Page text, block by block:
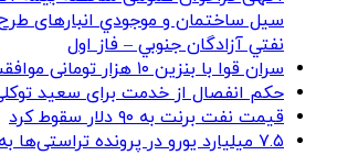
سیل ساختمان و موجودي انبارهای
نفتي آزادگان جنوبي – فاز اول
سران قوا با بنزین ۱۰ هزار تومانی موافقت کردند
حکم انفصال از خدمت برای سعید
قیمت نفت برنت به ۹۰ دلار سقوط کرد
۷.۵ میلیارد یورو در پرونده تراستی‌ها به بیت المال بازگشت